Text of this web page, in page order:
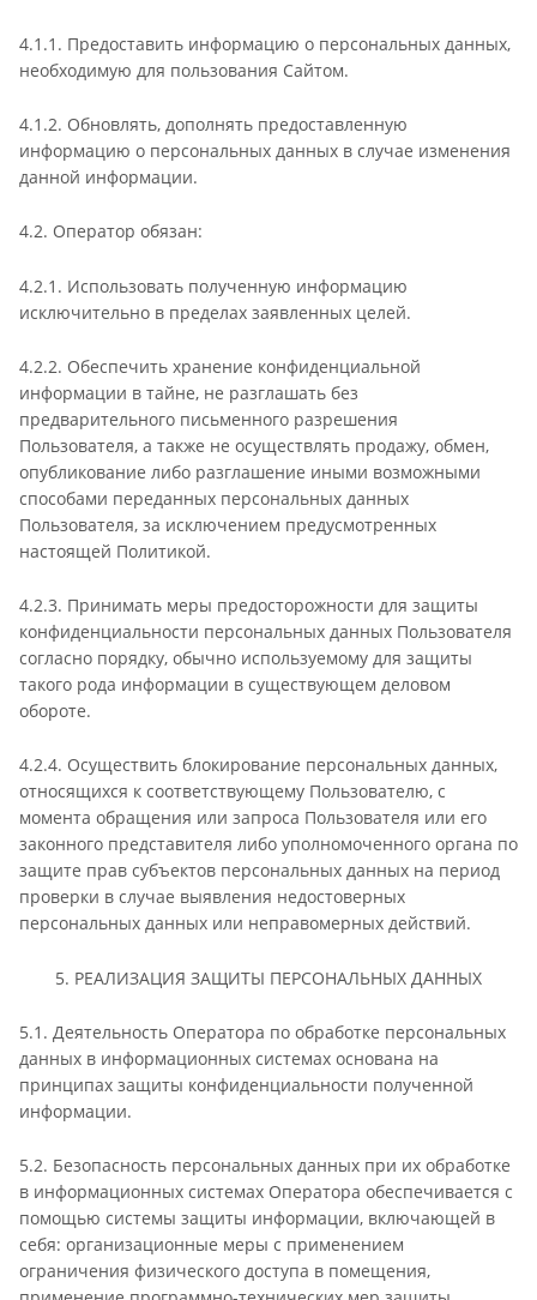
4.1.1. Предоставить информацию о персональных данных,
необходимую для пользования Сайтом.
4.1.2. Обновлять, дополнять предоставленную
информацию о персональных данных в случае изменения
данной информации.
4.2. Оператор обязан:
4.2.1. Использовать полученную информацию
исключительно в пределах заявленных целей.
4.2.2. Обеспечить хранение конфиденциальной
информации в тайне, не разглашать без
предварительного письменного разрешения
Пользователя, а также не осуществлять продажу, обмен,
опубликование либо разглашение иными возможными
способами переданных персональных данных
Пользователя, за исключением предусмотренных
настоящей Политикой.
4.2.3. Принимать меры предосторожности для защиты
конфиденциальности персональных данных Пользователя
согласно порядку, обычно используемому для защиты
такого рода информации в существующем деловом
обороте.
4.2.4. Осуществить блокирование персональных данных,
относящихся к соответствующему Пользователю, с
момента обращения или запроса Пользователя или его
законного представителя либо уполномоченного органа по
защите прав субъектов персональных данных на период
проверки в случае выявления недостоверных
персональных данных или неправомерных действий.
5. РЕАЛИЗАЦИЯ ЗАЩИТЫ ПЕРСОНАЛЬНЫХ ДАННЫХ
5.1. Деятельность Оператора по обработке персональных
данных в информационных системах основана на
принципах защиты конфиденциальности полученной
информации.
5.2. Безопасность персональных данных при их обработке
в информационных системах Оператора обеспечивается с
помощью системы защиты информации, включающей в
себя: организационные меры с применением
ограничения физического доступа в помещения,